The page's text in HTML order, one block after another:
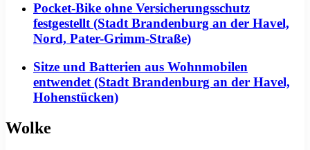
Pocket-Bike ohne Versicherungsschutz
festgestellt (Stadt Brandenburg an der Havel,
Nord, Pater-Grimm-Straße)
Sitze und Batterien aus Wohnmobilen
entwendet (Stadt Brandenburg an der Havel,
Hohenstücken)
Wolke